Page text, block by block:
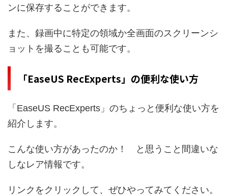
ンに保存することができます。
また、録画中に特定の領域か全画面のスクリーンシ
ョットを撮ることも可能です。
「EaseUS RecExperts」の便利な使い方
「EaseUS RecExperts」のちょっと便利な使い方を
紹介します。
こんな使い方があったのか！ と思うこと間違いな
しなレア情報です。
リンクをクリックして、ぜひやってみてください。